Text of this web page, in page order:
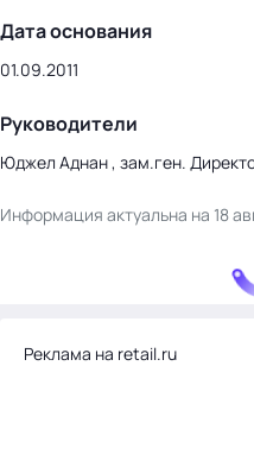
Дата основания
01.09.2011
Руководители
Юджел Аднан , зам.ген.
Информация актуальна на 18
Реклама на retail.ru